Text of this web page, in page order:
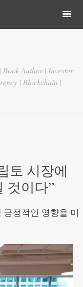
Author | Investor
| Blockchain |
m
토 시장에
것이다”